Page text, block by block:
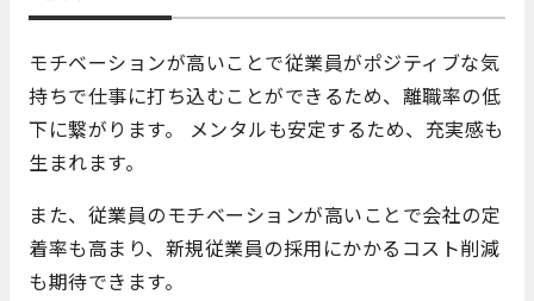
モチベーションが高いことで従業員がポジティブな気
持ちで仕事に打ち込むことができるため、離職率の低
下に繋がります。 メンタルも安定するため、充実感も
生まれます。
また、従業員のモチベーションが高いことで会社の定
着率も高まり、新規従業員の採用にかかるコスト削減
も期待できます。